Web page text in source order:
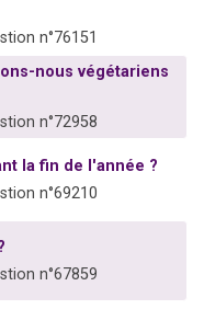
n°76151
nous végétariens
n°72958
la fin de l'année ?
n°69210
n°67859